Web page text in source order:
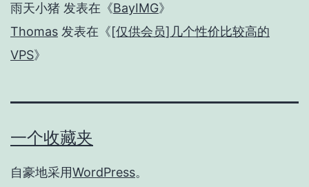
雨天小猪 发表在《BayIMG》
Thomas 发表在《[仅供会员]几个性价比较高的
VPS》
一个收藏夹
自豪地采用WordPress。